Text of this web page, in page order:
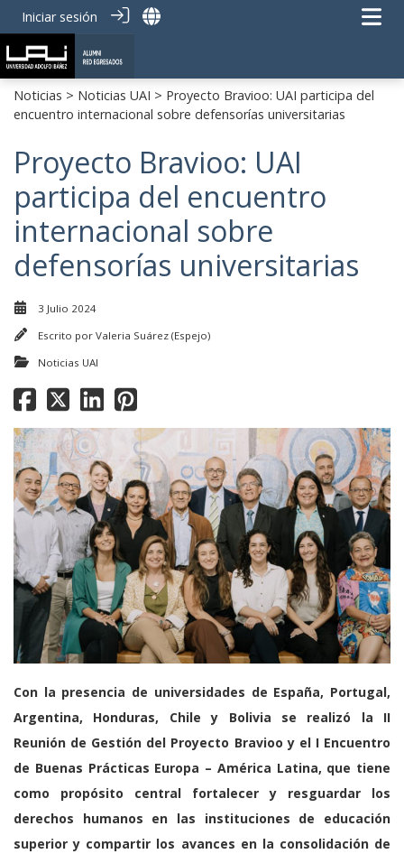
Iniciar sesión
Noticias > Noticias UAI > Proyecto Bravioo: UAI participa del
encuentro internacional sobre defensorías universitarias
Proyecto Bravioo: UAI
participa del encuentro
internacional sobre
defensorías universitarias
3 Julio 2024
Escrito por Valeria Suárez (Espejo)
Noticias UAI
Con la presencia de universidades de España, Portugal,
Argentina, Honduras, Chile y Bolivia se realizó la II
Reunión de Gestión del Proyecto Bravioo y el I Encuentro
de Buenas Prácticas Europa – América Latina, que tiene
como propósito central fortalecer y resguardar los
derechos humanos en las instituciones de educación
superior y compartir los avances en la consolidación de